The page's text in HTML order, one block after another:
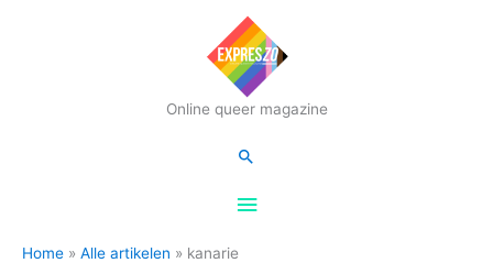
Online queer magazine
Hoofdmenu
Zoeken
Home Alle artikelen kanarie